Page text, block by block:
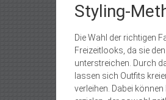
Styling-
Die Wahl der richtigen
Freizeitlooks, da sie
unterstreichen. Durch
lassen sich Outfits
verleihen. Dabei